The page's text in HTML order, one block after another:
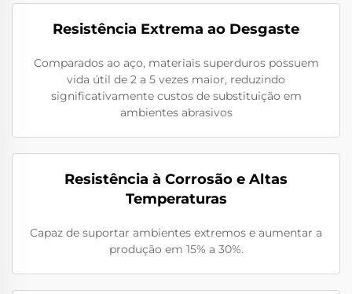
Resistência Extrema ao Desgaste
Comparados ao aço, materiais superduros possuem
vida útil de 2 a 5 vezes maior, reduzindo
significativamente custos de substituição em
ambientes abrasivos
Resistência à Corrosão e Altas
Temperaturas
Capaz de suportar ambientes extremos e aumentar a
produção em 15% a 30%.